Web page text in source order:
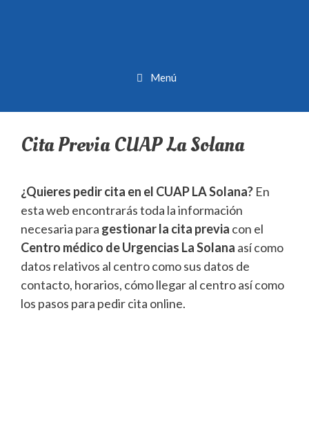
Menú
Cita Previa CUAP La Solana
¿Quieres pedir cita en el CUAP LA Solana? En
esta web encontrarás toda la información
necesaria para gestionar la cita previa con el
Centro médico de Urgencias La Solana así como
datos relativos al centro como sus datos de
contacto, horarios, cómo llegar al centro así como
los pasos para pedir cita online.